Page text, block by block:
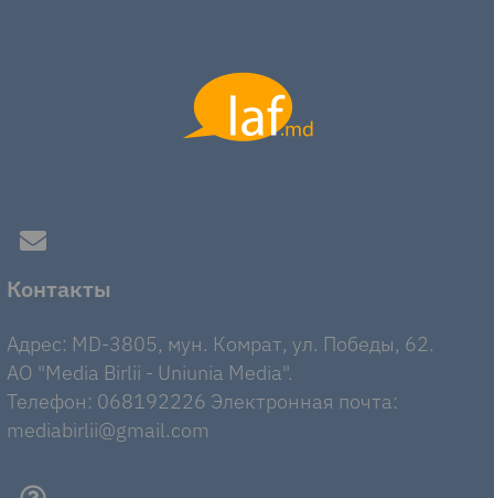
Контакты
Адрес: MD-3805, мун. Комрат, ул. Победы, 62.
AO "Media Birlii - Uniunia Media".
Телефон: 068192226 Электронная почта:
mediabirlii@gmail.com